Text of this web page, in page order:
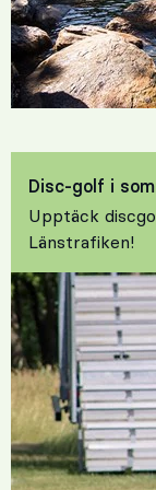
Disc-golf i
Upptäck
Länstrafiken!